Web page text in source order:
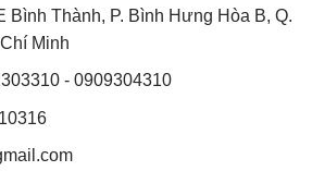
Bình Thành, P. Bình Hưng Hòa B, Q.
Minh
- 0909304310